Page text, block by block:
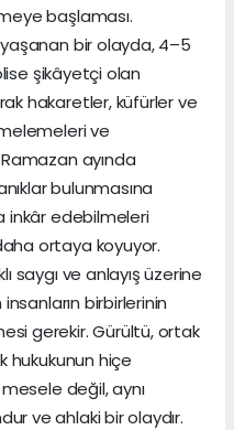
başlaması.
bir olayda, 4–5
şikâyetçi olan
hakaretler, küfürler ve
ve
ayında
bulunmasına
inkâr edebilmeleri
ortaya koyuyor.
saygı ve anlayış üzerine
insanların birbirlerinin
gerekir. Gürültü, ortak
hukukunun hiçe
değil, aynı
ve ahlaki bir olaydır.